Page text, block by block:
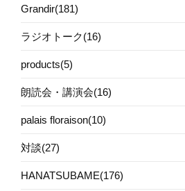
Grandir(181)
ラジオトーク(16)
products(5)
朗読会・講演会(16)
palais floraison(10)
対談(27)
HANATSUBAME(176)